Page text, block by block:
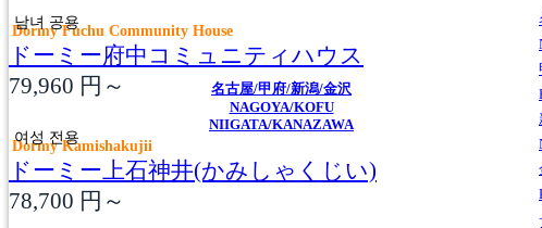
名古屋/甲府/新潟/金沢
NAGOYA/KOFU
NIIGATA/KANAZAWA
남녀 공용
Dormy Fuchu Community House
ドーミー府中コミュニティハウス
79,960 円～
여성 전용
Dormy Kamishakujii
ドーミー上石神井(かみしゃくじい)
78,700 円～